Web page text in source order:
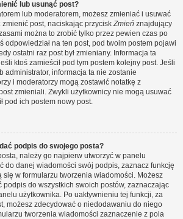
lub usunąć post?
lub moderatorem, możesz zmieniać i usuwać
zmienić post, naciskając przyciskZmień znajdujący
można to zrobić tylko przez pewien czas po
odpowiedział na ten post, pod twoim postem pojawi
ostatni raz post był zmieniany. Informacja ta
ktoś zamieścił pod tym postem kolejny post. Jeśli
administrator, informacja ta nie zostanie
i moderatorzy mogą zostawić notatkę z
zmieniali. Zwykli użytkownicy nie mogą usuwać
pod ich postem nowy post.
podpis do swojego posta?
należy go najpierw utworzyć w panelu
do danej wiadomości swój podpis, zaznacz funkcję
się w formularzu tworzenia wiadomości. Możesz
do wszystkich swoich postów, zaznaczając
użytkownika. Po uaktywnieniu tej funkcji, za
możesz zdecydować o niedodawaniu do niego
tworzenia wiadomości zaznaczenie z pola